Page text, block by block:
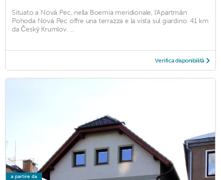
Situato a Nová Pec, nella Boemia meridionale, l'Apartmán
Pohoda Nová Pec offre una terrazza e la vista sul giardino. 41 km
da Český Krumlov. ...
Verifica disponibilità
a partire da